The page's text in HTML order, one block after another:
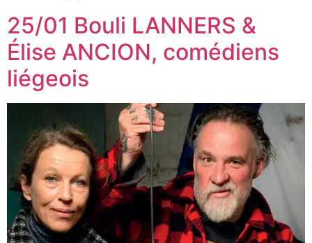
25/01 Bouli LANNERS &
Élise ANCION, comédiens
liégeois